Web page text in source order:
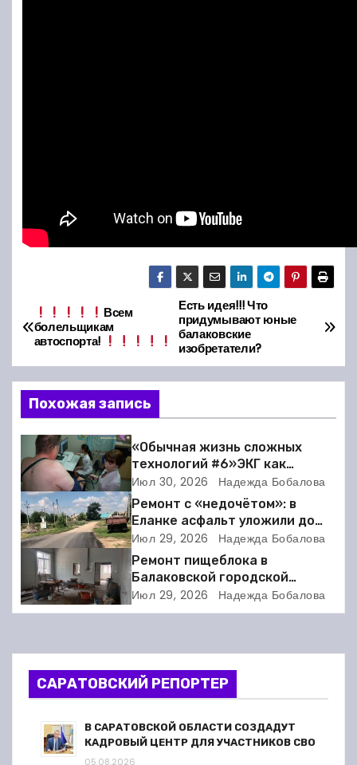
Н
а
в
и
а
ц
и
я
п
о
Есть идея!!! Что
придумывают юные
балаковские
изобретатели?
Всем
болельщикам
автоспорта!
Похожая запись
«Обычная жизнь сложных
технологий #6»ЭКГ как
искусство: когда ритм жизни
требует расшифровки
Июл 30, 2026 Надежда Бобалова
Ремонт с «недочётом»: в
Еланке асфальт уложили до
школы, но не дошли 30 метров
Июл 29, 2026 Надежда Бобалова
Ремонт пищеблока в
Балаковской городской
клинической больнице
выходит на финишную прямую
Июл 29, 2026 Надежда Бобалова
САРАТОВСКИЙ РЕПОРТЕР
В САРАТОВСКОЙ ОБЛАСТИ СОЗДАДУТ
КАДРОВЫЙ ЦЕНТР ДЛЯ УЧАСТНИКОВ СВО
05.08.2026